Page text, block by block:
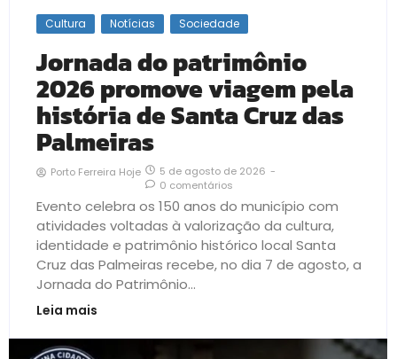
Cultura Notícias Sociedade
Jornada do patrimônio
2026 promove viagem pela
história de Santa Cruz das
Palmeiras
Porto Ferreira Hoje 5 de agosto de 2026 -
0 comentários
Evento celebra os 150 anos do município com
atividades voltadas à valorização da cultura,
identidade e patrimônio histórico local Santa
Cruz das Palmeiras recebe, no dia 7 de agosto, a
Jornada do Patrimônio...
Leia mais